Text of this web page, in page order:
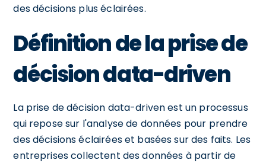
des décisions plus éclairées.
Définition de la prise de
décision data-driven
La prise de décision data-driven est un processus
qui repose sur l'analyse de données pour prendre
des décisions éclairées et basées sur des faits. Les
entreprises collectent des données à partir de